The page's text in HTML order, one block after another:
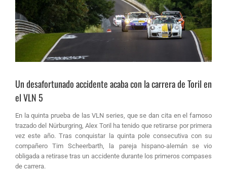
Un desafortunado accidente acaba con la carrera de Toril en
el VLN 5
En la quinta prueba de las VLN series, que se dan cita en el famoso
trazado del Nürburgring, Alex Toril ha tenido que retirarse por primera
vez este año. Tras conquistar la quinta pole consecutiva con su
compañero Tim Scheerbarth, la pareja hispano-alemán se vio
obligada a retirase tras un accidente durante los primeros compases
de carrera.